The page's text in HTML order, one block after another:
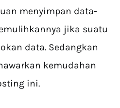
menyimpan data-
jika suatu
data. Sedangkan
kemudahan
ini.